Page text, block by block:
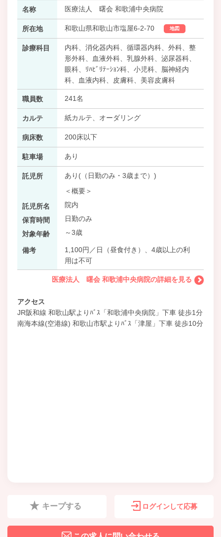
名称 医療法人 曙会 和歌浦中央病院
所在地 和歌山県和歌山市塩屋6-2-70 地図
診療科目
内科、消化器内科、循環器内科、外科、整
形外科、血液外科、乳腺外科、泌尿器科、
眼科、ﾘﾊﾋﾞﾘﾃｰｼｮﾝ科、小児科、脳神経内
科、血液内科、皮膚科、美容皮膚科
職員数 241名
カルテ 紙カルテ、オーダリング
病床数 200床以下
駐車場 あり
託児所
あり(（日勤のみ・3歳まで）)
＜概要＞
託児所名
院内
保育時間
日勤のみ
対象年齢
～3歳
備考
1,100円／日（昼食付き）、4歳以上の利
用は不可
医療法人 曙会 和歌浦中央病院の詳細を見る
アクセス
JR阪和線 和歌山駅よりﾊﾞｽ「和歌浦中央病院」下車 徒歩1分
南海本線(空港線) 和歌山市駅よりﾊﾞｽ「津屋」下車 徒歩10分
キープする ログインして応募